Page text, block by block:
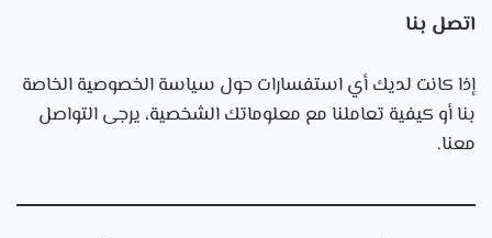
اتصل بنا
إذا كانت لديك أي استفسارات حول سياسة الخصوصية الخاصة
بنا أو كيفية تعاملنا مع معلوماتك الشخصية، يرجى التواصل
معنا.